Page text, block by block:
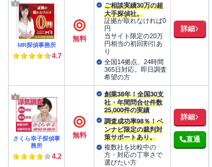
MR探偵事務所
4.7
無料
ご相談実績30万の超
大手探偵社。
証拠が取れなければ0
円
当サイト限定の20万
円相当の初回割引あ
り
全国14拠点、24時間
365日対応。即日調査
希望の方
詳細
さくら幸子探偵事
務所
4.2
無料
創業38年！全国30支
社・年間問合せ件数
25,000件の実績
調査成功率98％！ベ
ンナビ限定の裁判対
策サポートあり。
複数社を比較中の
方・対応の丁寧さで
選びたい方
詳細
直通